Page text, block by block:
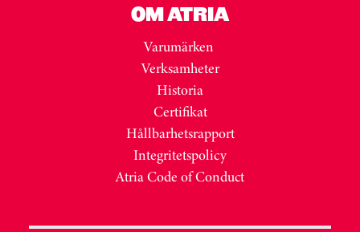
OM ATRIA
Varumärken
Verksamheter
Historia
Certifikat
Hållbarhetsrapport
Integritetspolicy
Atria Code of Conduct